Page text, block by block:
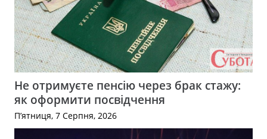
Не отримуєте пенсію через брак стажу:
як оформити посвідчення
П’ятниця, 7 Серпня, 2026